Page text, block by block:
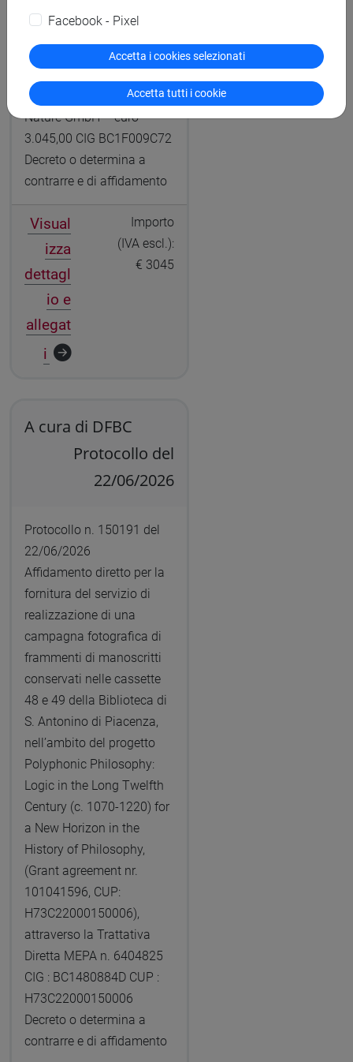
TUTTOGARE 1172 -
servizio di pubblicazione
specializzata - Springer
Nature GmbH – euro
3.045,00 CIG BC1F009C72
Decreto o determina a
contrarre e di affidamento
Visual
izza
dettagl
io e
allegat
i
Importo
(IVA escl.):
€ 3045
A cura di DFBC
Protocollo del
22/06/2026
Protocollo n. 150191 del
22/06/2026
Affidamento diretto per la
fornitura del servizio di
realizzazione di una
campagna fotografica di
frammenti di manoscritti
conservati nelle cassette
48 e 49 della Biblioteca di
S. Antonino di Piacenza,
nell’ambito del progetto
Polyphonic Philosophy:
Logic in the Long Twelfth
Century (c. 1070-1220) for
a New Horizon in the
History of Philosophy,
(Grant agreement nr.
101041596, CUP:
H73C22000150006),
attraverso la Trattativa
Diretta MEPA n. 6404825
CIG : BC1480884D CUP :
H73C22000150006
Decreto o determina a
contrarre e di affidamento
Facebook - Pixel
Accetta i cookies selezionati
Accetta tutti i cookie